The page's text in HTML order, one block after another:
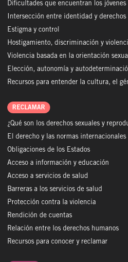
Dificultades que encuentran los jóvenes
Intersección entre identidad y derechos
Estigma y control
Hostigamiento, discriminación y
Violencia basada en la orientación
Elección, autonomía y
Recursos para entender la cultura, el
RECLAMAR
¿Qué son los derechos sexuales y
El derecho y las normas internacionales
Obligaciones de los Estados
Acceso a información y educación
Acceso a servicios de salud
Barreras a los servicios de salud
Protección contra la violencia
Rendición de cuentas
Relación entre los derechos humanos
Recursos para conocer y reclamar